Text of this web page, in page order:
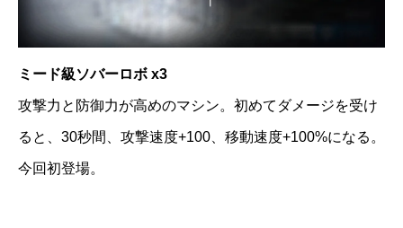
ミード級ソバーロボ x3
攻撃力と防御力が高めのマシン。初めてダメージを受け
ると、30秒間、攻撃速度+100、移動速度+100%になる。
今回初登場。